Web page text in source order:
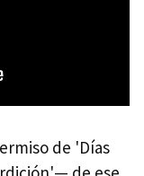
de 'Días